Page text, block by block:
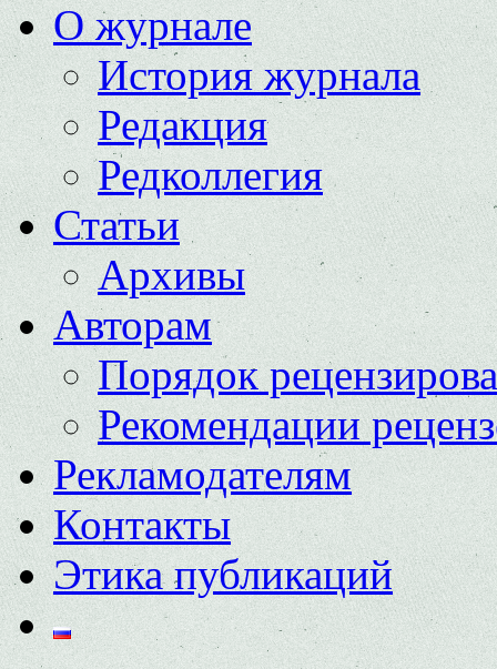
О журнале
История журнала
Редакция
Редколлегия
Статьи
Архивы
Авторам
Порядок
Рекомендации
Рекламодателям
Контакты
Этика публикаций